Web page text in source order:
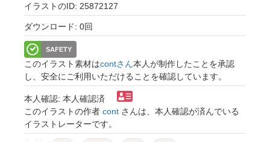
イラストのID: 25872127
ダウンロード: 0回
SAFETY
このイラスト素材はcontさん本人が制作したことを承認
し、安全にご利用いただけることを確認しています。
本人確認: 本人確認済
このイラストの作者 cont さんは、本人確認が済んでいる
イラストレーターです。